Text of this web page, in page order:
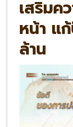
เสริมค
หน้า แ
ล้าน